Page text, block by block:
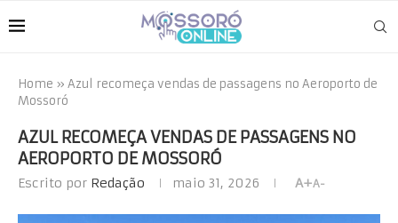
Home » Azul recomeça vendas de passagens no Aeroporto de
Mossoró
AZUL RECOMEÇA VENDAS DE PASSAGENS NO
AEROPORTO DE MOSSORÓ
Escrito por Redação maio 31, 2026 A+A-